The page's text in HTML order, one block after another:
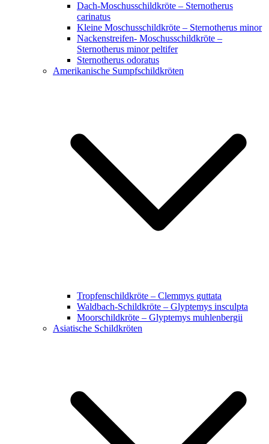
Dach-Moschusschildkröte – Sternotherus
carinatus
Kleine Moschusschildkröte – Sternotherus minor
Nackenstreifen- Moschusschildkröte –
Sternotherus minor peltifer
Sternotherus odoratus
Amerikanische Sumpfschildkröten
Tropfenschildkröte – Clemmys guttata
Waldbach-Schildkröte – Glyptemys insculpta
Moorschildkröte – Glyptemys muhlenbergii
Asiatische Schildkröten